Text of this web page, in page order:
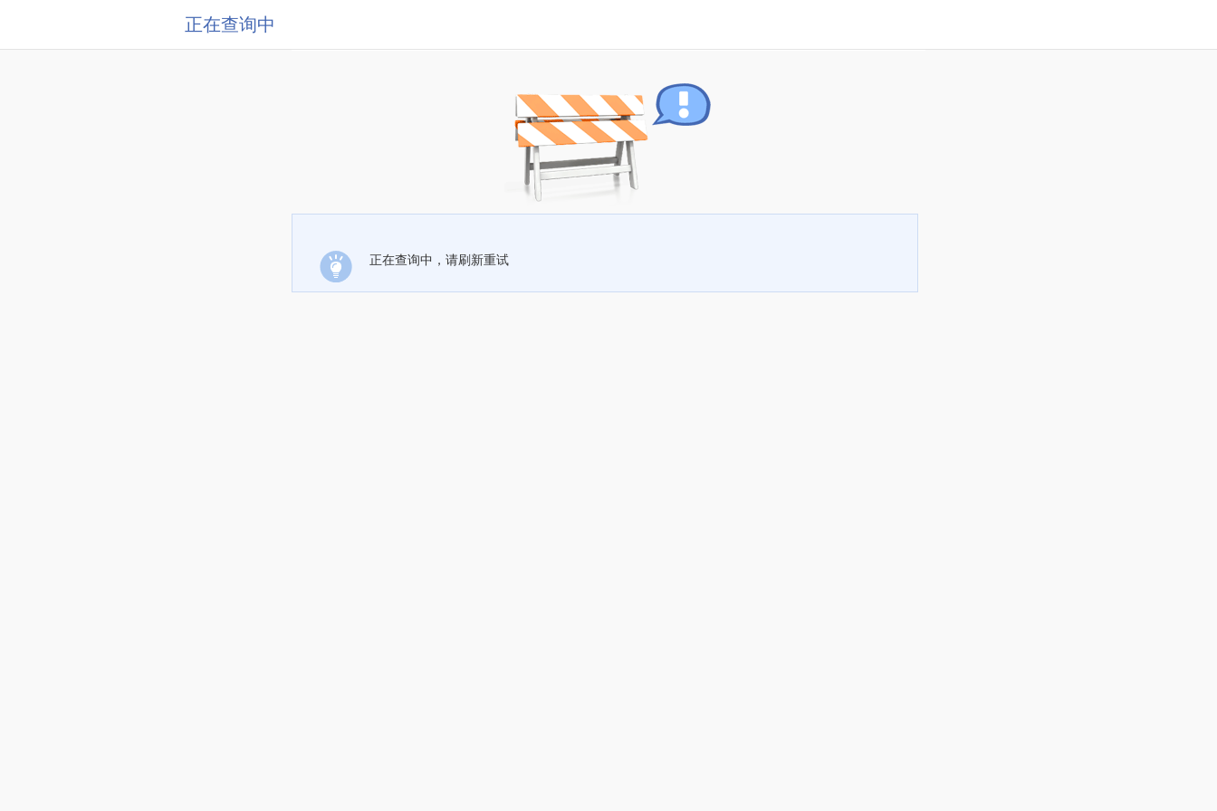
正在查询中
正在查询中，请刷新重试